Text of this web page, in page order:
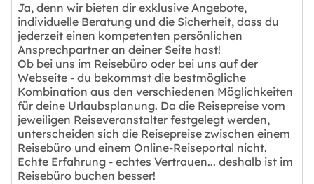
Ja, denn wir bieten dir exklusive Angebote,
individuelle Beratung und die Sicherheit, dass du
jederzeit einen kompetenten persönlichen
Ansprechpartner an deiner Seite hast!
Ob bei uns im Reisebüro oder bei uns auf der
Webseite - du bekommst die bestmögliche
Kombination aus den verschiedenen Möglichkeiten
für deine Urlaubsplanung. Da die Reisepreise vom
jeweiligen Reiseveranstalter festgelegt werden,
unterscheiden sich die Reisepreise zwischen einem
Reisebüro und einem Online-Reiseportal nicht.
Echte Erfahrung - echtes Vertrauen... deshalb ist im
Reisebüro buchen besser!